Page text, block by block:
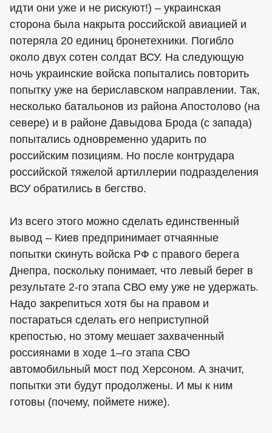
идти они уже и не рискуют!) – украинская
сторона была накрыта российской авиацией и
потеряла 20 единиц бронетехники. Погибло
около двух сотен солдат ВСУ. На следующую
ночь украинские войска попытались повторить
попытку уже на бериславском направлении. Так,
несколько батальонов из района Апостолово (на
севере) и в районе Давыдова Брода (с запада)
попытались одновременно ударить по
российским позициям. Но после контрудара
российской тяжелой артиллерии подразделения
ВСУ обратились в бегство.
Из всего этого можно сделать единственный
вывод – Киев предпринимает отчаянные
попытки скинуть войска РФ с правого берега
Днепра, поскольку понимает, что левый берег в
результате 2-го этапа СВО ему уже не удержать.
Надо закрепиться хотя бы на правом и
постараться сделать его неприступной
крепостью, но этому мешает захваченный
россиянами в ходе 1–го этапа СВО
автомобильный мост под Херсоном. А значит,
попытки эти будут продолжены. И мы к ним
готовы (почему, поймете ниже).